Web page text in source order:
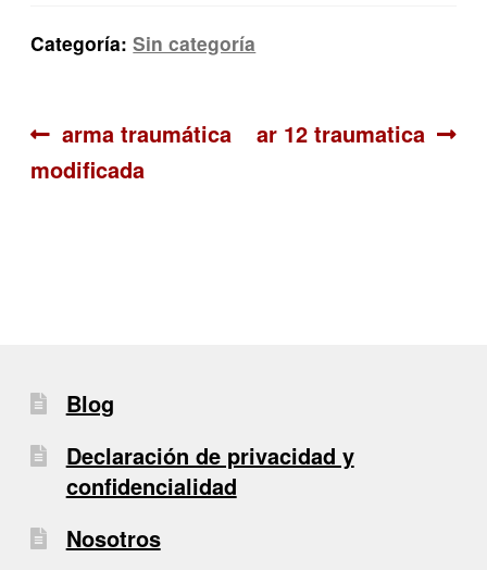
Categoría:Sin categoría
Navegación
de
Anterior:
arma traumática
modificada
Siguiente:
ar 12 traumatica
Blog
Declaración de privacidad y
confidencialidad
Nosotros